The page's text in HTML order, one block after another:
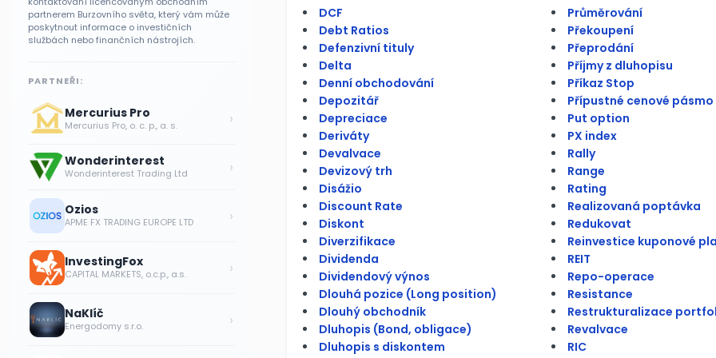
partnerem Burzovního světa, který vám může
poskytnout informace o investičních
službách nebo finančních nástrojích.
PARTNEŘI:
Mercurius Pro
Mercurius Pro, o. c. p., a. s. ›
Wonderinterest
Wonderinterest Trading Ltd ›
Ozios
APME FX TRADING EUROPE LTD ›
InvestingFox
CAPITAL MARKETS, o.c.p., a.s. ›
NaKlíč
Energodomy s.r.o. ›
DCF
Debt Ratios
Defenzivní tituly
Delta
Denní obchodování
Depozitář
Depreciace
Deriváty
Devalvace
Devizový trh
Disážio
Discount Rate
Diskont
Diverzifikace
Dividenda
Dividendový výnos
Dlouhá pozice (Long position)
Dlouhý obchodník
Dluhopis (Bond, obligace)
Dluhopis s diskontem
Průměrování
Překoupení
Přeprodání
Příjmy z dluhopisu
Příkaz Stop
Přípustné cenové pásmo
Put option
PX index
Rally
Range
Rating
Realizovaná poptávka
Redukovat
Reinvestice kuponové
REIT
Repo-operace
Resistance
Restrukturalizace
Revalvace
RIC